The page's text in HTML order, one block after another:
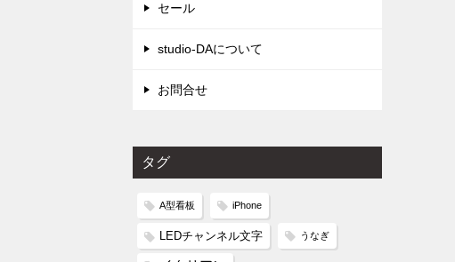
セール
studio-DAについて
お問合せ
タグ
A型看板 iPhone
LEDチャンネル文字 うなぎ